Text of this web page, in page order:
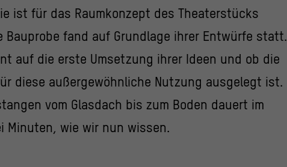
ist für das Raumkonzept des Theaterstücks
Bauprobe fand auf Grundlage ihrer Entwürfe statt.
auf die erste Umsetzung ihrer Ideen und ob die
diese außergewöhnliche Nutzung ausgelegt ist.
vom Glasdach bis zum Boden dauert im
Minuten, wie wir nun wissen.